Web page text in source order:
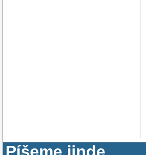
Píšeme jinde